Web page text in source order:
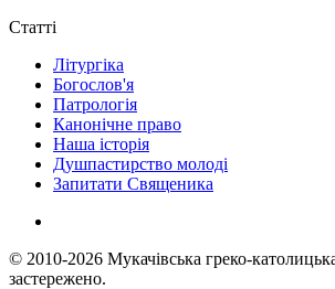
Статті
Літургіка
Богослов'я
Патрологія
Канонічне право
Наша історія
Душпастирство молоді
Запитати Священика
© 2010-2026 Мукачівська греко-
застережено.